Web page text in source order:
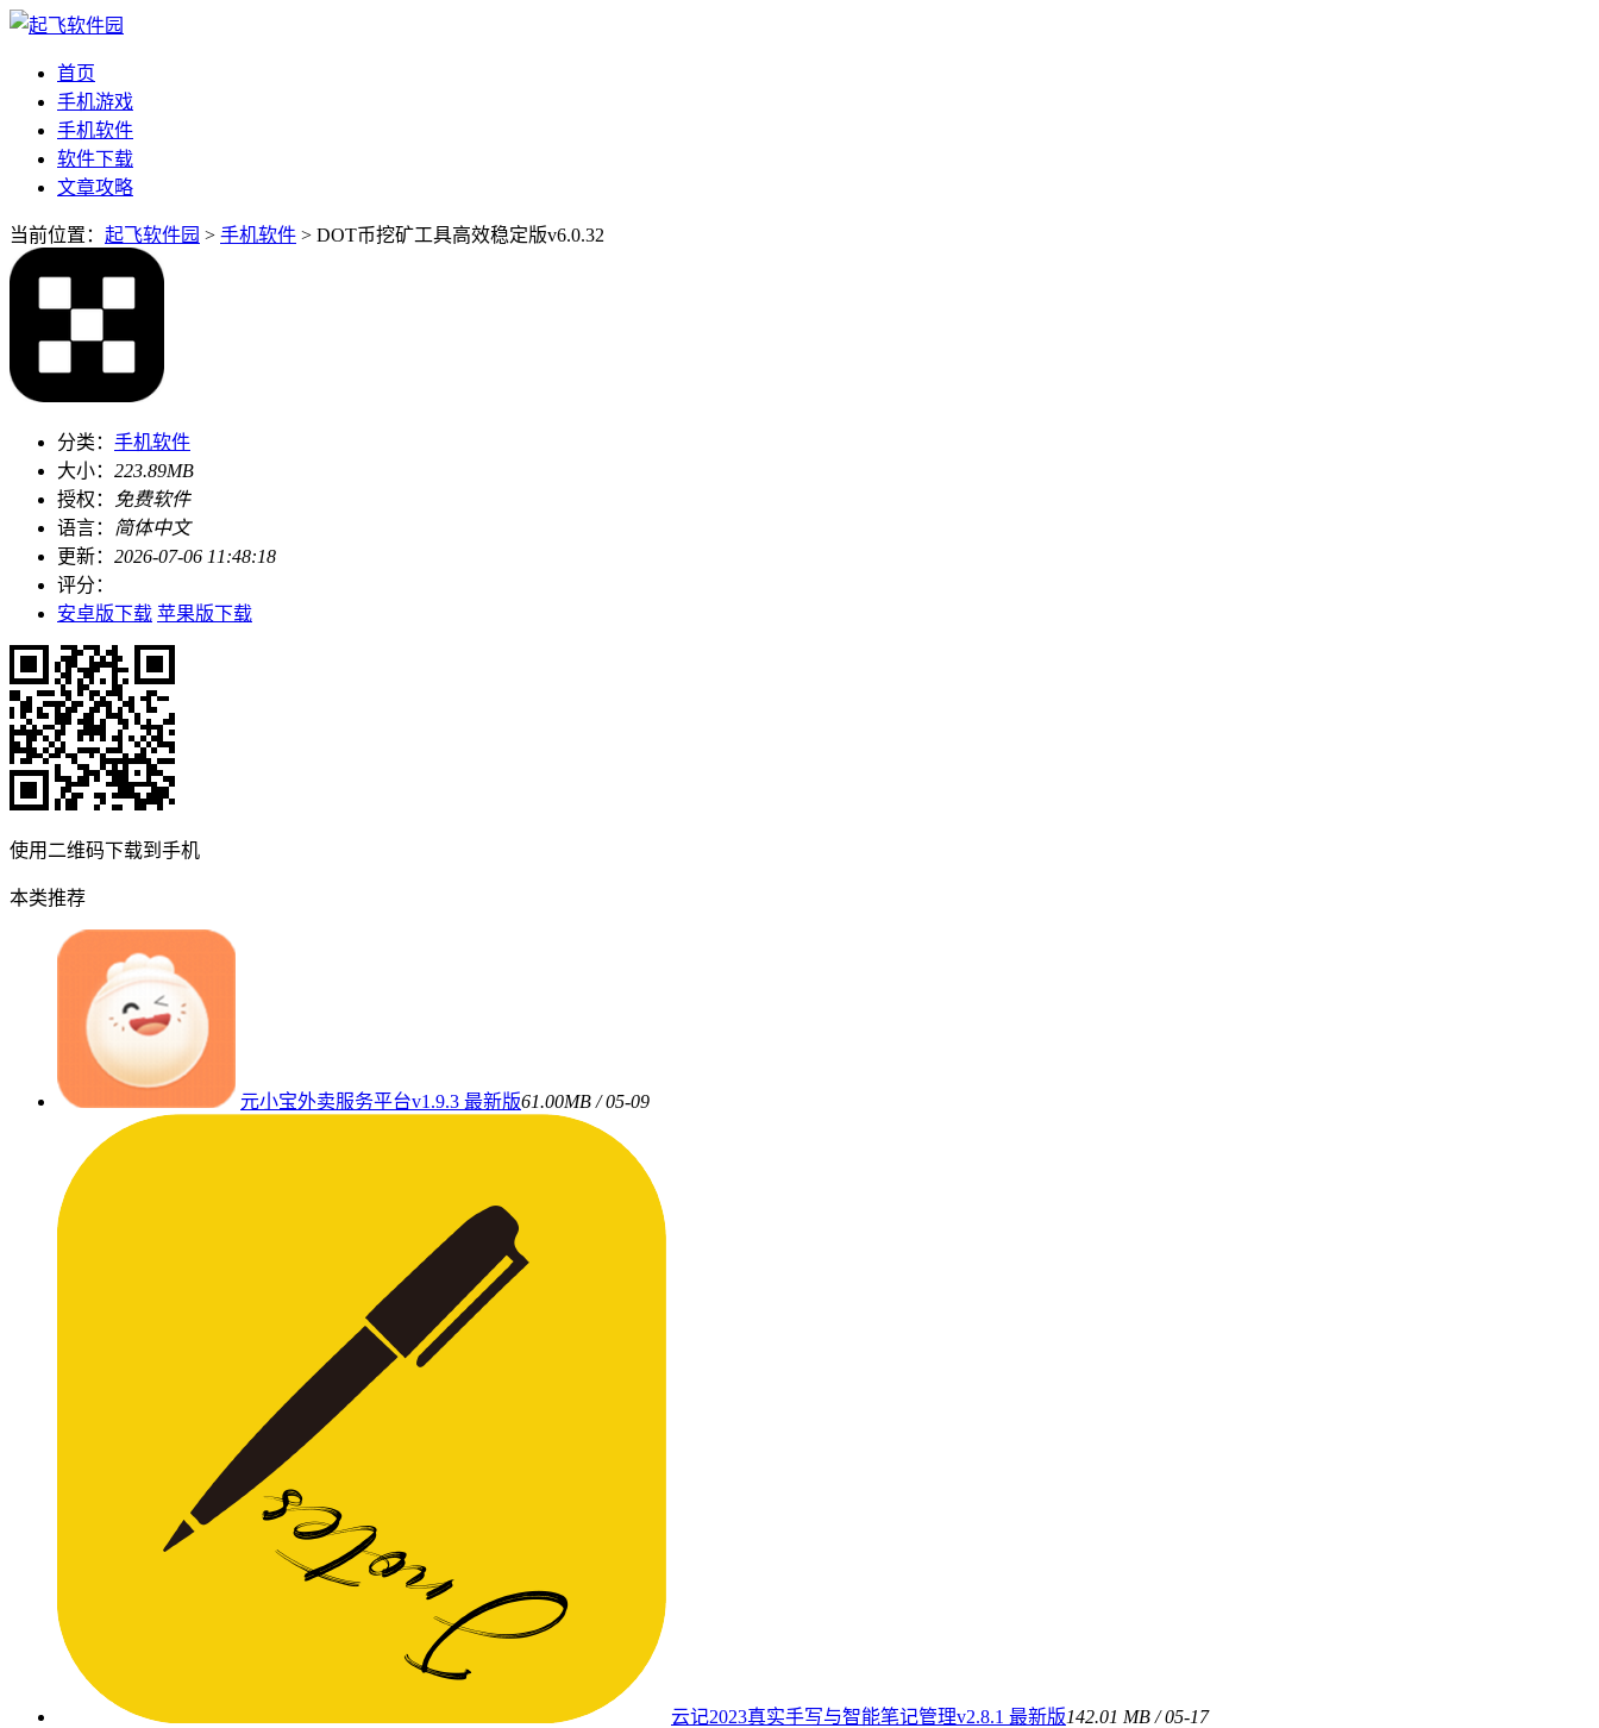
首页
手机游戏
手机软件
软件下载
文章攻略
当前位置： 起飞软件园 > 手机软件 > DOT币挖矿工具高效稳定版v6.0.32
分类： 手机软件
大小： 223.89MB
授权：
免费软件
语言：
简体中文
更新： 2026-07-06 11:48:18
评分：
安卓版下载 苹果版下载
使用二维码下载到手机
本类推荐
元小宝外卖服务平台v1.9.3 最新版61.00MB / 05-09
云记2023真实手写与智能笔记管理v2.8.1 最新版142.01 MB / 05-17